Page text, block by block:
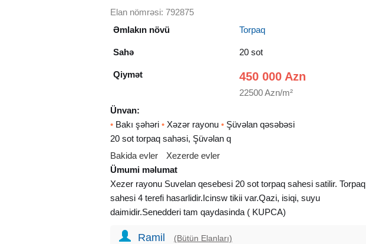
Elan nömrəsi: 792875
Əmlakın növü
Torpaq
Sahə 20 sot
Qiymət 450 000 Azn
22500 Azn/m²
Ünvan:
• Bakı şəhəri • Xəzər rayonu • Şüvəlan qəsəbəsi
20 sot torpaq sahəsi, Şüvəlan q
Bakida evler
Xezerde evler
Ümumi məlumat
Xezer rayonu Suvelan qesebesi 20 sot torpaq sahesi satilir. Torpaq
sahesi 4 terefi hasarlidir.Icinsw tikii var.Qazi, isiqi, suyu
daimidir.Senedderi tam qaydasinda ( KUPCA)
Ramil (Bütün Elanları)